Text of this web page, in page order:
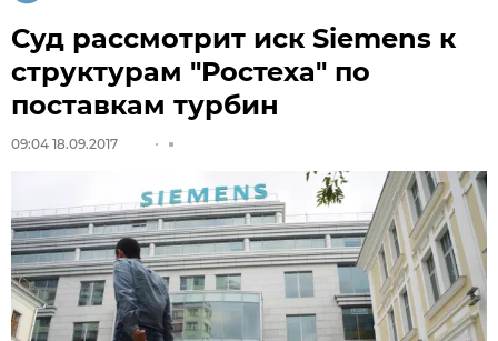
Суд рассмотрит иск Siemens к
структурам "Ростеха" по
поставкам турбин
09:04 18.09.2017